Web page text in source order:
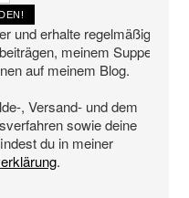
und erhalte regelmäßig
meinem Supper
auf meinem Blog.
, Versand- und dem
sowie deine
du in meiner
.